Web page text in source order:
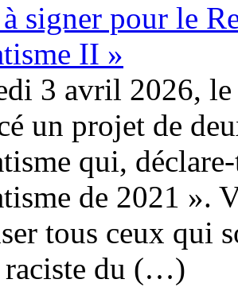
signer pour le
II »
3 avril 2026,
un projet de
qui,
de 2021 ».
tous ceux qui
raciste du (…)